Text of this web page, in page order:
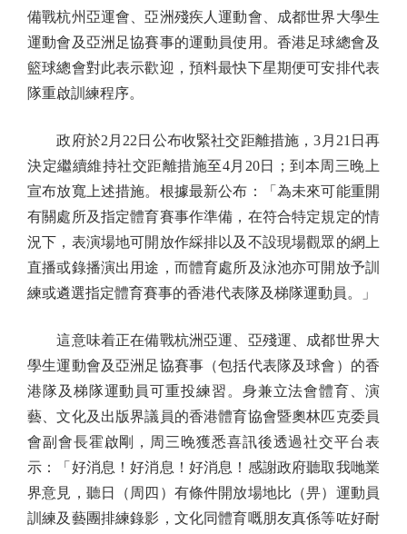
備戰杭州亞運會、亞洲殘疾人運動會、成都世界大學生
運動會及亞洲足協賽事的運動員使用。香港足球總會及
籃球總會對此表示歡迎，預料最快下星期便可安排代表
隊重啟訓練程序。
政府於2月22日公布收緊社交距離措施，3月21日再
決定繼續維持社交距離措施至4月20日；到本周三晚上
宣布放寬上述措施。根據最新公布：「為未來可能重開
有關處所及指定體育賽事作準備，在符合特定規定的情
況下，表演場地可開放作綵排以及不設現場觀眾的網上
直播或錄播演出用途，而體育處所及泳池亦可開放予訓
練或遴選指定體育賽事的香港代表隊及梯隊運動員。」
這意味着正在備戰杭洲亞運、亞殘運、成都世界大
學生運動會及亞洲足協賽事（包括代表隊及球會）的香
港隊及梯隊運動員可重投練習。身兼立法會體育、演
藝、文化及出版界議員的香港體育協會暨奧林匹克委員
會副會長霍啟剛，周三晚獲悉喜訊後透過社交平台表
示：「好消息！好消息！好消息！感謝政府聽取我哋業
界意見，聽日（周四）有條件開放場地比（畀）運動員
訓練及藝團排練錄影，文化同體育嘅朋友真係等咗好耐